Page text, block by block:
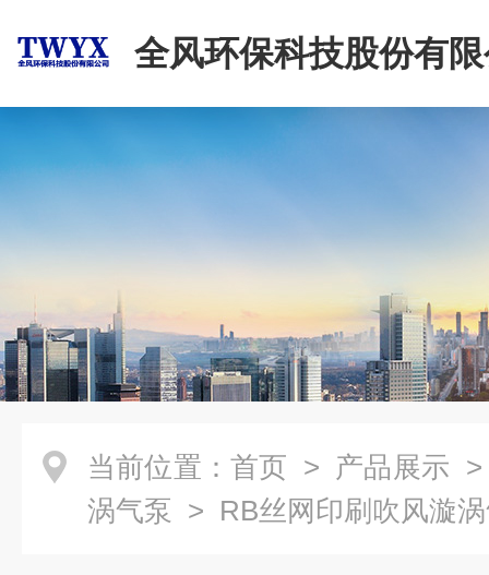
全风环保科技股份有
当前位置： 首页 > 产品展示
涡气泵 > RB丝网印刷吹风漩